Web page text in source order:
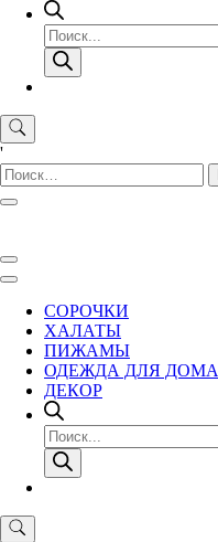
Поиск
товаров
'
Найти:
СОРОЧКИ
ХАЛАТЫ
ПИЖАМЫ
ОДЕЖДА ДЛЯ ДОМА
ДЕКОР
Поиск
товаров